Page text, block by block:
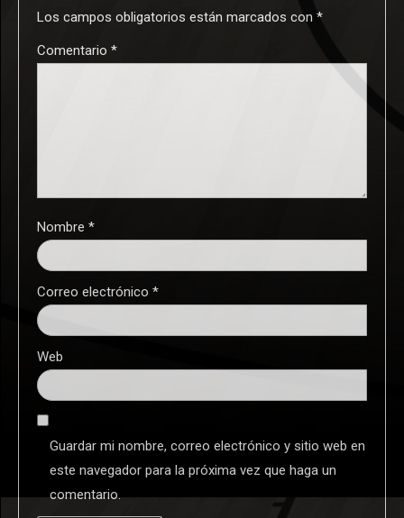
Los campos obligatorios están marcados con *
Comentario *
Nombre *
Correo electrónico *
Web
Guardar mi nombre, correo electrónico y sitio web en
este navegador para la próxima vez que haga un
comentario.